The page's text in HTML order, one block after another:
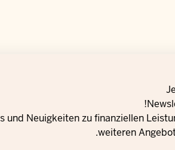
Neuigkeiten zu finanziellen
weiteren